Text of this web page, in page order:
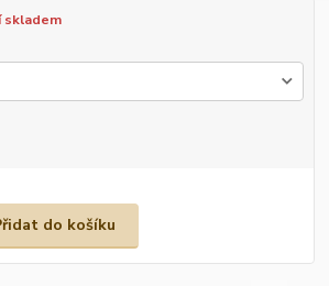
skladem
do košíku